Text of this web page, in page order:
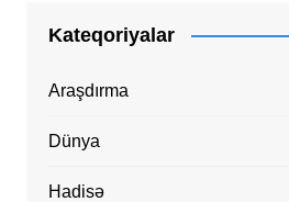
Kateqoriyalar
Araşdırma
Dünya
Hadisə